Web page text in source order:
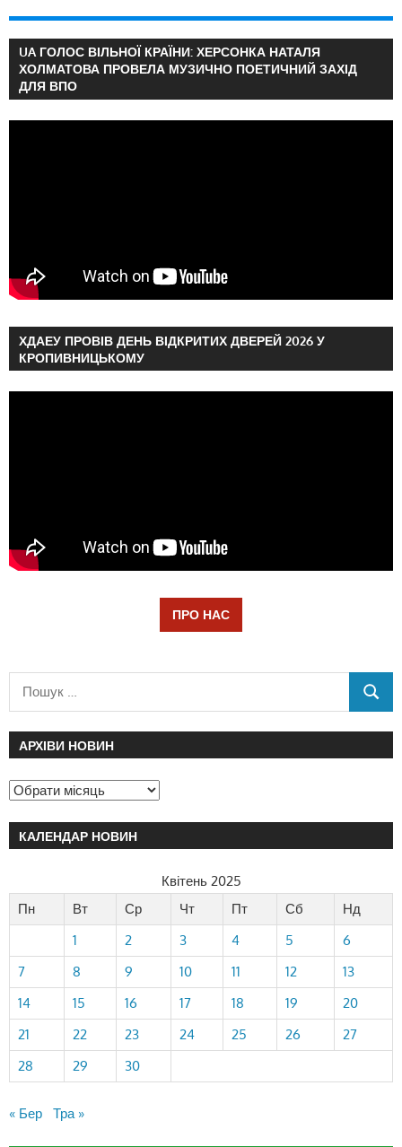
UA ГОЛОС ВІЛЬНОЇ КРАЇНИ: ХЕРСОНКА НАТАЛЯ
ХОЛМАТОВА ПРОВЕЛА МУЗИЧНО ПОЕТИЧНИЙ ЗАХІД
ДЛЯ ВПО
ХДАЕУ ПРОВІВ ДЕНЬ ВІДКРИТИХ ДВЕРЕЙ 2026 У
КРОПИВНИЦЬКОМУ
ПРО НАС
АРХІВИ НОВИН
КАЛЕНДАР НОВИН
Квітень 2025
Пн
Вт Ср Чт Пт Сб
Нд
1
2 3 4 5
6
7
8 9 10 11 12
13
14
15 16 17 18 19
20
21
22 23 24 25 26
27
28
29 30
« Бер Тра »